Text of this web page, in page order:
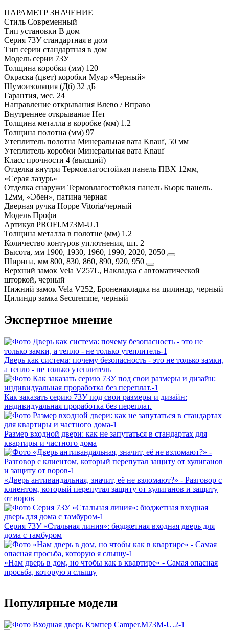
ПАРАМЕТР ЗНАЧЕНИЕ
Стиль Современный
Тип установки В дом
Серия 73У стандартная в дом
Тип серии стандартная в дом
Модель серии 73У
Толщина коробки (мм) 120
Окраска (цвет) коробки Муар «Черный»
Шумоизоляция (Дб) 32 дБ
Гарантия, мес. 24
Направление открывания Влево / Вправо
Внутреннее открывание Нет
Толщина металла в коробке (мм) 1.2
Толщина полотна (мм) 97
Утеплитель полотна Минеральная вата Knauf, 50 мм
Утеплитель коробки Минеральная вата Knauf
Класс прочности 4 (высший)
Отделка внутри Термовлагостойкая панель ПВХ 12мм,
«Серая лазурь»
Отделка снаружи Термовлагостойкая панель Бьорк панель.
12мм, «Эбен», патина черная
Дверная ручка Hoppe Vitoria/черный
Модель Профи
Артикул PROFI.M73M-U.1
Толщина металла в полотне (мм) 1.2
Количество контуров уплотнения, шт. 2
Высота, мм 1900, 1930, 1960, 1990, 2020, 2050
Ширина, мм 800, 830, 860, 890, 920, 950
Верхний замок Vela V257L, Накладка с автоматической
шторкой, черный
Нижний замок Vela V252, Броненакладка на цилиндр, черный
Цилиндр замка Securemme, черный
Экспертное мнение
Дверь как система: почему безопасность - это не только замки,
а тепло - не только утеплитель
Как заказать серию 73У под свои размеры и дизайн:
индивидуальная проработка без переплат.
Размер входной двери: как не запутаться в стандартах для
квартиры и частного дома
«Дверь антивандальная, значит, её не взломают?» - Разговор с
клиентом, который перепутал защиту от хулиганов и защиту
от воров
Серия 73У «Стальная линия»: бюджетная входная дверь для
дома с тамбуром
«Нам дверь в дом, но чтобы как в квартире» - Самая опасная
просьба, которую я слышу
Популярные модели